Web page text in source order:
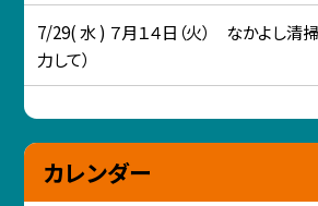
7/29( 水 ) ７月１４日（火） なかよし清
力して）
カレンダー